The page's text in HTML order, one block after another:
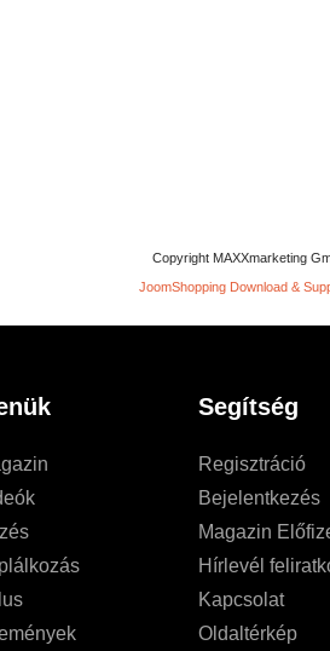
Copyright MAXXmarketing
JoomShopping Download &
Segítség
Regisztráció
Bejelentkezés
Magazin
Hírlevél
Kapcsolat
Oldaltérkép